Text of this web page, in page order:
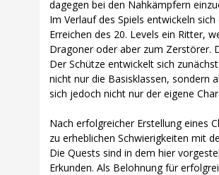
dagegen bei den Nahkämpfern
Im Verlauf des Spiels entwickeln
Erreichen des 20. Levels ein Ritter,
Dragoner oder aber zum Zerstörer.
Der Schütze entwickelt sich
nicht nur die Basisklassen, sondern
sich jedoch nicht nur der eigene
Nach erfolgreicher Erstellung eines
zu erheblichen Schwierigkeiten mit
Die Quests sind in dem hier
Erkunden. Als Belohnung für